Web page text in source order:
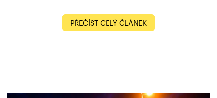
PŘEČÍST CELÝ ČLÁNEK